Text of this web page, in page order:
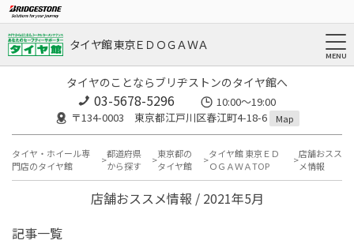
タイヤ館 東京ＥＤＯＧＡＷＡ
タイヤのことならブリヂストンのタイヤ館へ
03-5678-5296
10:00～19:00
〒134-0003 東京都江戸川区春江町4-18-6
Map
タイヤ・ホイール専
門店のタイヤ館
都道府県
から探す
東京都の
タイヤ館
タイヤ館 東京ＥＤ
ＯＧＡＷＡTOP
店舗おスス
メ情報
店舗おススメ情報 / 2021年5月
記事一覧